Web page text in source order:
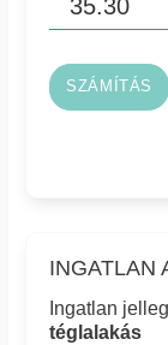
SZÁMÍTÁS
INGATLAN
Ingatlan
téglalakás